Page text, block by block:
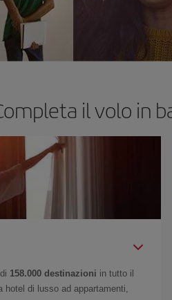
il volo in
158.000 destinazioni in tutto il
di lusso ad appartamenti,